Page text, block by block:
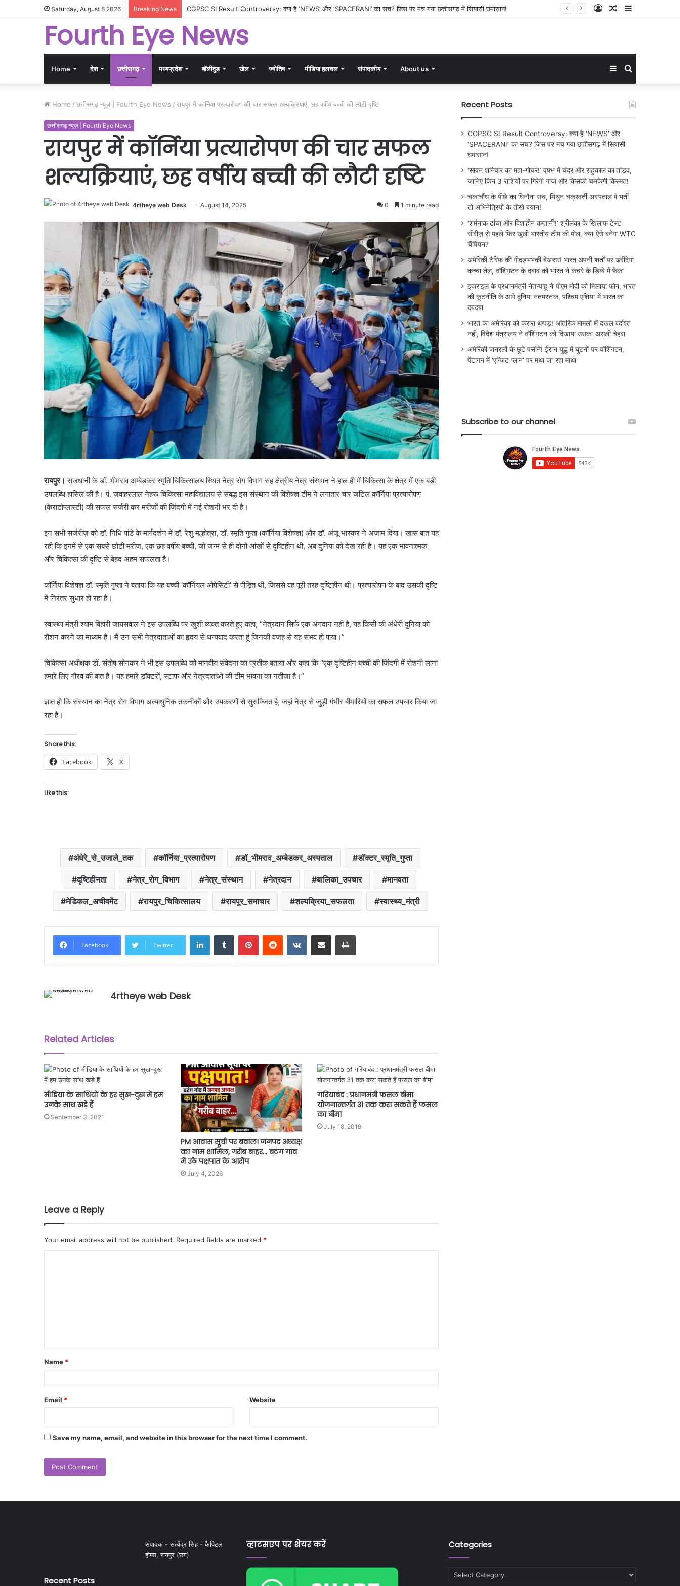
Saturday, August 8 2026 Breaking News ‘सावन शनिवार का महा-गोचर!’ वृषभ में चंद्र और राहुकाल का तांडव, जानिए किन 3 राशियों पर गिरेगी गाज और किसकी चमकेगी किस्मत! Sidebar
Random
Log
Fourth Eye News
Home देश छत्तीसगढ़ मध्यप्रदेश बॉलीवुड खेल ज्योतिष मीडिया हलचल संपादकीय About us Search
for
Sidebar
Home / छत्तीसगढ़ न्यूज़ | Fourth Eye News / रायपुर में कॉर्निया प्रत्यारोपण की चार सफल शल्यक्रियाएं, छह वर्षीय बच्ची की लौटी दृष्टि
छत्तीसगढ़ न्यूज़ | Fourth Eye News
रायपुर में कॉर्निया प्रत्यारोपण की चार सफल
शल्यक्रियाएं, छह वर्षीय बच्ची की लौटी दृष्टि
4rtheye web Desk August 14, 2025 0 1 minute read
रायपुर। राजधानी के डॉ. भीमराव अम्बेडकर स्मृति चिकित्सालय स्थित नेत्र रोग विभाग सह क्षेत्रीय नेत्र संस्थान ने हाल ही में चिकित्सा के क्षेत्र में एक बड़ी
उपलब्धि हासिल की है। पं. जवाहरलाल नेहरू चिकित्सा महाविद्यालय से संबद्ध इस संस्थान की विशेषज्ञ टीम ने लगातार चार जटिल कॉर्निया प्रत्यारोपण
(केराटोप्लास्टी) की सफल सर्जरी कर मरीजों की ज़िंदगी में नई रोशनी भर दी है।
इन सभी सर्जरीज़ को डॉ. निधि पांडे के मार्गदर्शन में डॉ. रेशु मल्होत्रा, डॉ. स्मृति गुप्ता (कॉर्निया विशेषज्ञ) और डॉ. अंजू भास्कर ने अंजाम दिया। खास बात यह
रही कि इनमें से एक सबसे छोटी मरीज, एक छह वर्षीय बच्ची, जो जन्म से ही दोनों आंखों से दृष्टिहीन थी, अब दुनिया को देख रही है। यह एक भावनात्मक
और चिकित्सा की दृष्टि से बेहद अहम सफलता है।
कॉर्निया विशेषज्ञ डॉ. स्मृति गुप्ता ने बताया कि यह बच्ची ‘कॉर्नियल ओपेसिटी’ से पीड़ित थी, जिससे वह पूरी तरह दृष्टिहीन थी। प्रत्यारोपण के बाद उसकी दृष्टि
में निरंतर सुधार हो रहा है।
स्वास्थ्य मंत्री श्याम बिहारी जायसवाल ने इस उपलब्धि पर खुशी व्यक्त करते हुए कहा, “नेत्रदान सिर्फ एक अंगदान नहीं है, यह किसी की अंधेरी दुनिया को
रौशन करने का माध्यम है। मैं उन सभी नेत्रदाताओं का हृदय से धन्यवाद करता हूं जिनकी वजह से यह संभव हो पाया।”
चिकित्सा अधीक्षक डॉ. संतोष सोनकर ने भी इस उपलब्धि को मानवीय संवेदना का प्रतीक बताया और कहा कि “एक दृष्टिहीन बच्ची की ज़िंदगी में रोशनी लाना
हमारे लिए गौरव की बात है। यह हमारे डॉक्टरों, स्टाफ और नेत्रदाताओं की टीम भावना का नतीजा है।”
ज्ञात हो कि संस्थान का नेत्र रोग विभाग अत्याधुनिक तकनीकों और उपकरणों से सुसज्जित है, जहां नेत्र से जुड़ी गंभीर बीमारियों का सफल उपचार किया जा
रहा है।
Share this:
Facebook X
Like this:
अंधेरे_से_उजाले_तक कॉर्निया_प्रत्यारोपण डॉ_भीमराव_अम्बेडकर_अस्पताल डॉक्टर_स्मृति_गुप्ता
दृष्टिहीनता नेत्र_रोग_विभाग नेत्र_संस्थान नेत्रदान बालिका_उपचार मानवता
मेडिकल_अचीवमेंट रायपुर_चिकित्सालय रायपुर_समाचार शल्यक्रिया_सफलता स्वास्थ्य_मंत्री
Facebook Twitter
LinkedInTumblr PinterestReddit VKontakteShare via Email Print
4rtheye web Desk
Related Articles
मीडिया के साथियों के हर सुख-दुख में हम
उनके साथ खड़े हैं
September 3, 2021
PM आवास सूची पर बवाल! जनपद अध्यक्ष
का नाम शामिल, गरीब बाहर… बटंग गांव
में उठे पक्षपात के आरोप
July 4, 2026
गरियाबंद : प्रधानमंत्री फसल बीमा
योजनान्तर्गत 31 तक करा सकते हैं फसल
का बीमा
July 18, 2019
Leave a Reply
Your email address will not be published. Required fields are marked *
Name *
Email * Website
Save my name, email, and website in this browser for the next time I comment.
Recent Posts
CGPSC SI Result Controversy: क्या है ‘NEWS’ और
‘SPACERANI’ का सच? जिस पर मच गया छत्तीसगढ़ में सियासी
घमासान!
‘सावन शनिवार का महा-गोचर!’ वृषभ में चंद्र और राहुकाल का तांडव,
जानिए किन 3 राशियों पर गिरेगी गाज और किसकी चमकेगी किस्मत!
चकाचौंध के पीछे का घिनौना सच, मिथुन चक्रवर्ती अस्पताल में भर्ती
तो अभिनेत्रियों के तीखे बयान!
‘शर्मनाक ढांचा और दिशाहीन कप्तानी!’ श्रीलंका के खिलाफ टेस्ट
सीरीज़ से पहले फिर खुली भारतीय टीम की पोल, क्या ऐसे बनेगा WTC
चैंपियन?
अमेरिकी टैरिफ की गीदड़भभकी बेअसर! भारत अपनी शर्तों पर खरीदेगा
कच्चा तेल, वॉशिंगटन के दबाव को भारत ने कचरे के डिब्बे में फेंका
इजराइल के प्रधानमंत्री नेतन्याहू ने पीएम मोदी को मिलाया फोन, भारत
की कूटनीति के आगे दुनिया नतमस्तक, पश्चिम एशिया में भारत का
दबदबा
भारत का अमेरिका को करारा थप्पड़! आंतरिक मामलों में दखल बर्दाश्त
नहीं, विदेश मंत्रालय ने वॉशिंगटन को दिखाया उसका असली चेहरा
अमेरिकी जनरलों के छूटे पसीने! ईरान युद्ध में घुटनों पर वॉशिंगटन,
पेंटागन में ‘एग्जिट प्लान’ पर मथा जा रहा माथा
Subscribe to our channel
संपादक - सत्येंद्र सिंह - कैपिटल
होम्स, रायपुर (छग)
Recent Posts
व्हाटसएप पर शेयर करें Categories
Categories